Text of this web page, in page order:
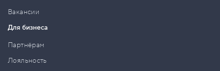
Вакансии
Для бизнеса
Партнёрам
Лояльность